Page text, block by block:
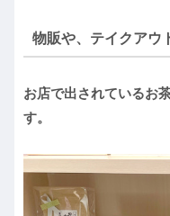
物販や、テイクアウ
お店で出されているお
す。